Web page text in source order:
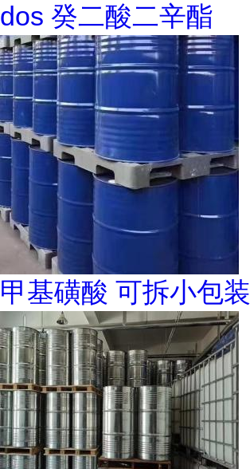
dos 癸二酸二辛酯
甲基磺酸 可拆小包装